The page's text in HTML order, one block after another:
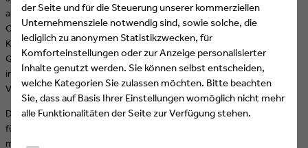
abzutauchen! Während des Gamechanger Festivals hast Du die
Change neue Geschäftsmöglichkeiten zu entdecken und wertvolle
Kontakte zu knüpfen. Die Veranstaltung bietet Dir eine einzigartige
Gelegenheit, Dich von den neuesten Trends und Innovationen
inspirieren zu lassen. Sei auch Du Teil dieser bahnbrechenden
Veranstaltung und lass Dich von der Zukunft begeistern!
Das 4GAMECHANGERS Festival ist eine Initiative von Österreichs
führender Privatsendergruppe ProSiebenSat.1 PULS 4. Mit der
medialen Kraft von ProSiebenSat.1 PULS 4 und allen Partner:innen
der Seite und für die Steuerung unserer kommerziellen
Unternehmensziele notwendig sind, sowie solche, die
lediglich zu anonymen Statistikzwecken, für
Komforteinstellungen oder zur Anzeige personalisierter
Inhalte genutzt werden. Sie können selbst entscheiden,
welche Kategorien Sie zulassen möchten. Bitte beachten
Sie, dass auf Basis Ihrer Einstellungen womöglich nicht mehr
alle Funktionalitäten der Seite zur Verfügung stehen.